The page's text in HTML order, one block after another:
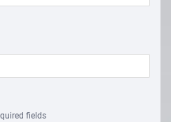
fields